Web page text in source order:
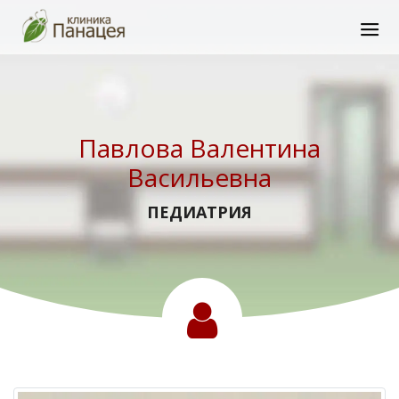
Павлова Валентина
Васильевна
ПЕДИАТРИЯ